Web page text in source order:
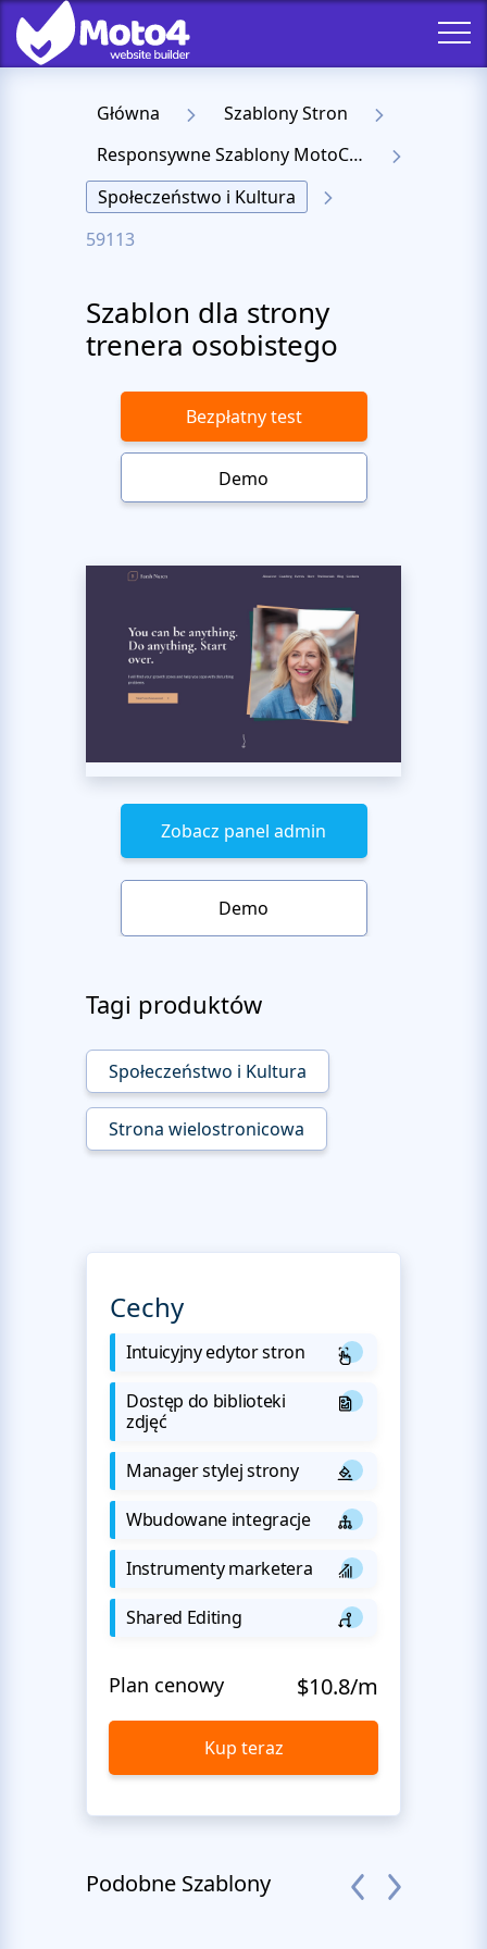
Główna
Szablony Stron
Responsywne Szablony MotoCMS 3
Społeczeństwo i Kultura
59113
Szablon dla strony
trenera osobistego
Bezpłatny test
Demo
Zobacz panel admin
Demo
Tagi produktów
Społeczeństwo i Kultura
Strona wielostronicowa
Cechy
Intuicyjny edytor stron
Dostęp do biblioteki
zdjęć
Manager stylej strony
Wbudowane integracje
Instrumenty marketera
Shared Editing
Plan cenowy $10.8/m
Kup teraz
Podobne Szablony